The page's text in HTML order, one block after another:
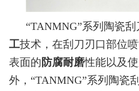
“TANMNG”系列陶瓷
工技术，在刮刀刃口部位
表面的 防腐耐磨性能以及
外，“TANMNG”系列陶瓷